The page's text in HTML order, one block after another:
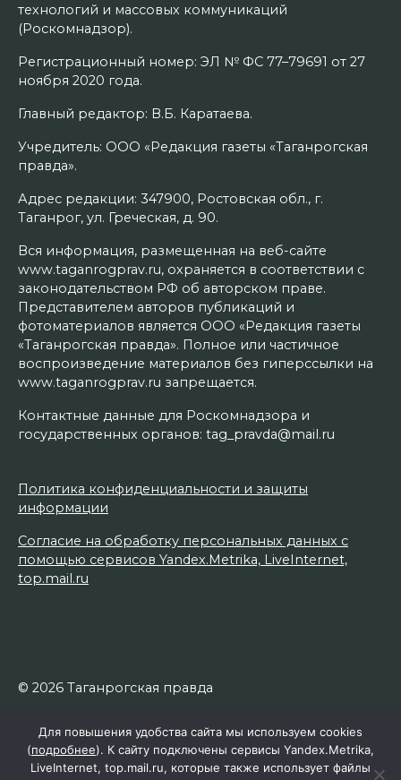
технологий и массовых коммуникаций
(Роскомнадзор).
Регистрационный номер: ЭЛ № ФС 77–79691 от 27
ноября 2020 года.
Главный редактор: В.Б. Каратаева.
Учредитель: ООО «Редакция газеты «Таганрогская
правда».
Адрес редакции: 347900, Ростовская обл., г.
Таганрог, ул. Греческая, д. 90.
Вся информация, размещенная на веб-сайте
www.taganrogprav.ru, охраняется в соответствии с
законодательством РФ об авторском праве.
Представителем авторов публикаций и
фотоматериалов является ООО «Редакция газеты
«Таганрогская правда». Полное или частичное
воспроизведение материалов без гиперссылки на
www.taganrogprav.ru запрещается.
Контактные данные для Роскомнадзора и
государственных органов: tag_pravda@mail.ru
Политика конфиденциальности и защиты
информации
Согласие на обработку персональных данных с
помощью сервисов Yandex.Metrika, LiveInternet,
top.mail.ru
© 2026 Таганрогская правда
Для повышения удобства сайта мы используем cookies
(подробнее). К сайту подключены сервисы Yandex.Metrika,
LiveInternet, top.mail.ru, которые также использует файлы